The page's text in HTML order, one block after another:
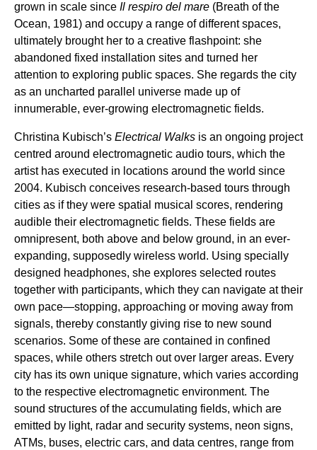
grown in scale since Il respiro del mare (Breath of the
Ocean, 1981) and occupy a range of different spaces,
ultimately brought her to a creative flashpoint: she
abandoned fixed installation sites and turned her
attention to exploring public spaces. She regards the city
as an uncharted parallel universe made up of
innumerable, ever-growing electromagnetic fields.
Christina Kubisch’s Electrical Walks is an ongoing project
centred around electromagnetic audio tours, which the
artist has executed in locations around the world since
2004. Kubisch conceives research-based tours through
cities as if they were spatial musical scores, rendering
audible their electromagnetic fields. These fields are
omnipresent, both above and below ground, in an ever-
expanding, supposedly wireless world. Using specially
designed headphones, she explores selected routes
together with participants, which they can navigate at their
own pace—stopping, approaching or moving away from
signals, thereby constantly giving rise to new sound
scenarios. Some of these are contained in confined
spaces, while others stretch out over larger areas. Every
city has its own unique signature, which varies according
to the respective electromagnetic environment. The
sound structures of the accumulating fields, which are
emitted by light, radar and security systems, neon signs,
ATMs, buses, electric cars, and data centres, range from